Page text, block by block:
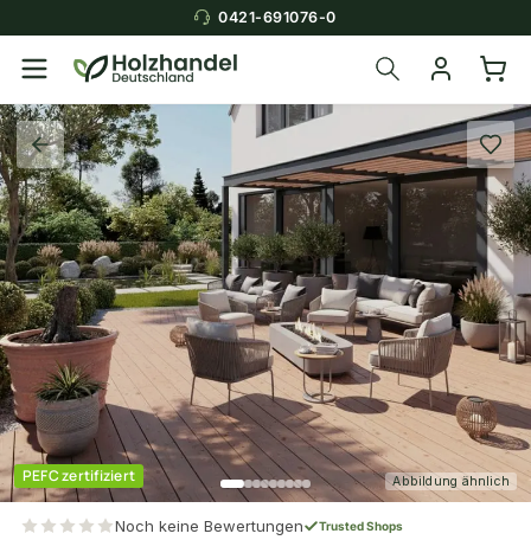
0421-691076-0
PEFC zertifiziert Abbildung ähnlich
Noch keine Bewertungen Trusted Shops